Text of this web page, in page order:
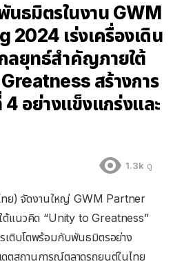
ธมิตรในงาน GWM
เร่งเครื่องเดิน
ลยุทธ์สำคัญภายใต้
สร้างการ
4 อย่างแข็งแกร่งและ
1.3k ดู
ทย) จัดงานใหญ่ GWM Partner
แนวคิด “Unity to Greatness”
เติบโตพร้อมกับพันธมิตรอย่าง
ตสถานการณ์ตลาดรถยนต์ในไทย